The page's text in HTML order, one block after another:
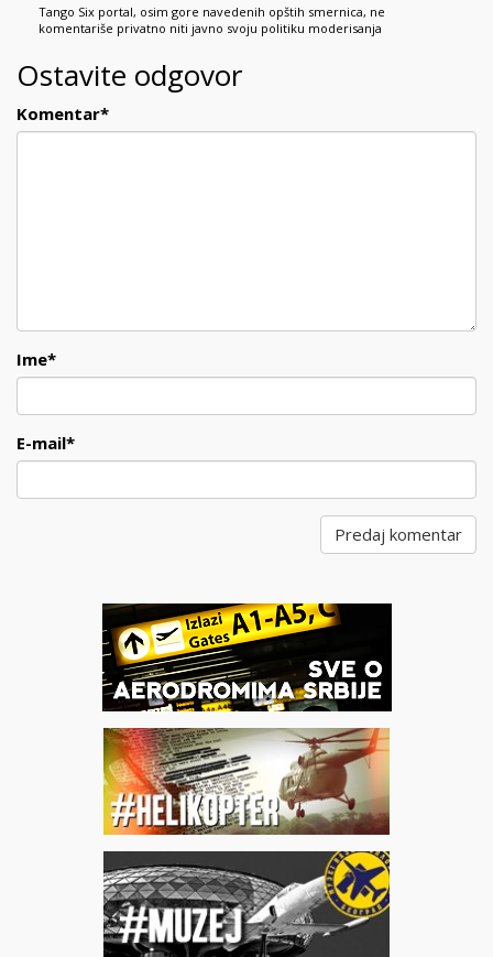
Tango Six portal, osim gore navedenih opštih smernica, ne
komentariše privatno niti javno svoju politiku moderisanja
Ostavite odgovor
Komentar*
Ime*
E-mail*